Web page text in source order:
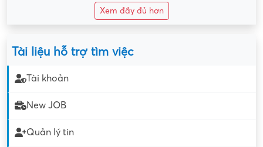
Xem đầy đủ hơn
Tài liệu hỗ trợ tìm việc
Tài khoản
New JOB
Quản lý tin